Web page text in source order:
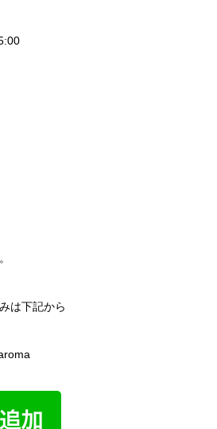
は下記から